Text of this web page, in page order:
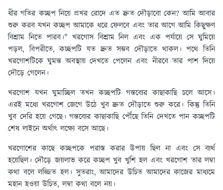
ধীর গতির কচ্ছপ নিয়ে প্রখর রোদে এত দ্রুত দৌড়াবো কেন? আমি আবার
শুরু করব যখন কচ্ছপ আমাকে ধরে ফেলবে এবং তার আগে আমি কিছুক্ষণ
বিশ্রাম নিতে পারব।" খরগোস বিশ্রাম নিল এবং এক পর্যায়ে সে ঘুমিয়ে
পড়ল, বিপরীতে, কচ্ছপটি যত দ্রুত সম্ভব দৌড়াতে থাকল। পথে তিনি
খরগোশটিকে ঘুমন্ত অবস্থায় দেখতে পেলেন এবং নীরবে তার পাশ দিয়ে
দৌড়ে গেলেন।
খরগোশ যখন ঘুমাচ্ছিল তখন কচ্ছপটি গন্তব্যের কাছাকাছি চলে আসে।
এরই মধ্যে খরগোশ জেগে উঠে খুব দ্রুত দৌড়াতে শুরু করে। কিন্তু তিনি
খুব দেরি হয়ে গেছে। গন্তব্যের কাছাকাছি পৌঁছে তিনি দেখতে পান কচ্ছপটি
শেষ লাইনে অর্থাৎ লক্ষ্যে বসে আছে।
খরগোশের কাছে কচ্ছপকে পরাস্ত করার উপায় ছিল না এবং সে ব্যর্থ
হয়েছিল। দৌড়ে জয়লাভ করে কচ্ছপ খুব খুশি হল এবং খরগোশ তার লম্বা
কথা বলে লজ্জিত হল। সুতরাং, আমাদের উচিত আমাদের কাজের মাধ্যমে
মহান হওয়া উচিত, লম্বা কথা বলে নয়।